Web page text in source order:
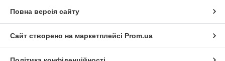
Повна версія сайту
Сайт створено на маркетплейсі Prom.ua